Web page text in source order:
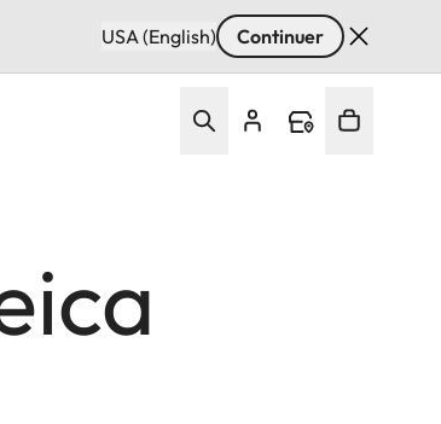
USA (English) Continuer